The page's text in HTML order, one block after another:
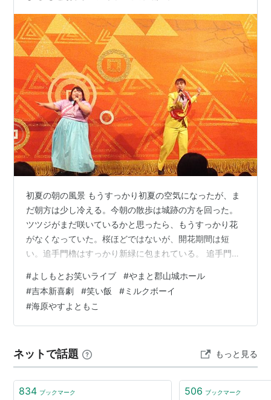
2003年 第24回ABCお笑い新人グランプリ優秀新人賞
2003年 第38回上方漫才大賞新人賞
2003年 第32回上方お笑い大賞新人賞
2003年 第3回M-1グランプリ決勝進出（2位）
2004年 第34回NHK上方漫才コンテスト最優秀賞
2004年 第2回MBS新世代漫才アワード優勝
2004年 第4回M-1グランプリ決勝進出（5位)
2005年 第5回M-1グランプリ決勝進出（2位）
・
・
・
2010年 第10回M-1グランプリ決勝進出 (優勝)
レギュラー
TBSラジオ 笑い飯のトランジスタラジオくん 毎週月
曜27:00-28:00
MBSラジオ ゴーゴーモンキーズ 毎週水曜23:45-
25:00 （関西ローカル）
NHK教育 スペイン語会話 毎週木、土曜日
初夏の朝の風景 もうすっかり初夏の空気になったが、ま
だ朝方は少し冷える。今朝の散歩は城跡の方を回った。
ツツジがまだ咲いているかと思ったら、もうすっかり花
がなくなっていた。桜ほどではないが、開花期間は短
い。追手門櫓はすっかり新緑に包まれている。 追手門櫓
る散策路を歩いた。天守台の石垣がきれいに見える。こ
のコースを歩くと４０分くらい。いい運動になる。 天守
台を望む よしもとお笑いライブin大和郡山 今日は地元の
やまと郡山城ホールで、「よしもとお笑いライブin大和郡
た。ほぼ満席だったが、早めにチ…
#よしもとお笑いライブ #やまと郡山城ホール
#吉本新喜劇 #笑い飯 #ミルクボーイ
#海原やすよともこ
ネットで話題 もっと見る
834 ブックマーク 506 ブックマーク